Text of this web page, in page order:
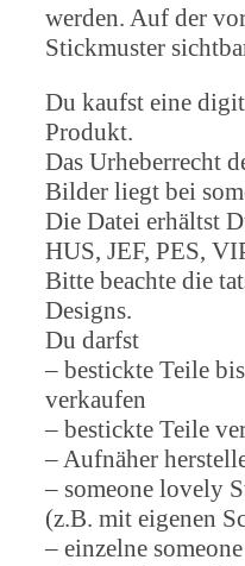
werden. Auf der
Stickmuster
Du kaufst eine
Produkt.
Das Urheberrecht
Bilder liegt bei
Die Datei erhältst
HUS, JEF, PES,
Bitte beachte die
Designs.
Du darfst
– bestickte Teile
verkaufen
– bestickte Teile
– Aufnäher
– someone lovely
(z.B. mit eigenen
– einzelne